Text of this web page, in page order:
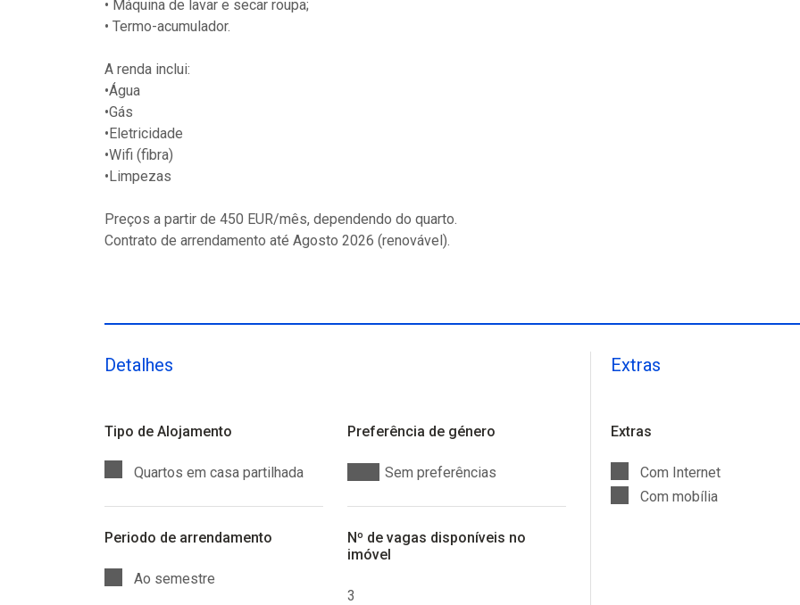
• Máquina de lavar e secar roupa;
• Termo-acumulador.
A renda inclui:
•Água
•Gás
•Eletricidade
•Wifi (fibra)
•Limpezas
Preços a partir de 450 EUR/mês, dependendo do quarto.
Contrato de arrendamento até Agosto 2026 (renovável).
Detalhes
Tipo de Alojamento
Quartos em casa partilhada
Preferência de género
Sem preferências
Periodo de arrendamento
Ao semestre
Nº de vagas disponíveis no
imóvel
3
Extras
Extras
Com Internet
Com mobília